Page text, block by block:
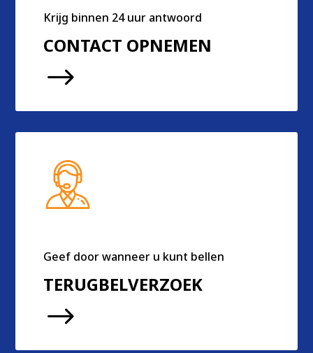
Krijg binnen 24 uur antwoord
CONTACT OPNEMEN
$
Geef door wanneer u kunt bellen
TERUGBELVERZOEK
$